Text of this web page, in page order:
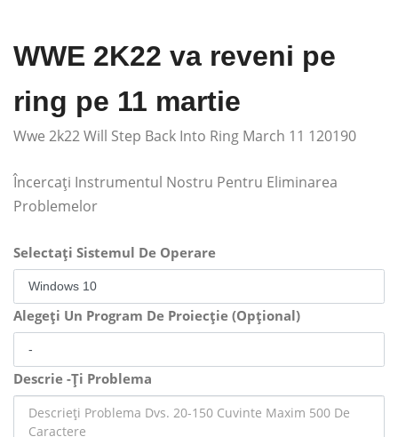
WWE 2K22 va reveni pe
ring pe 11 martie
Wwe 2k22 Will Step Back Into Ring March 11 120190
Încercați Instrumentul Nostru Pentru Eliminarea
Problemelor
Selectați Sistemul De Operare
Alegeți Un Program De Proiecție (Opțional)
Descrie -Ți Problema